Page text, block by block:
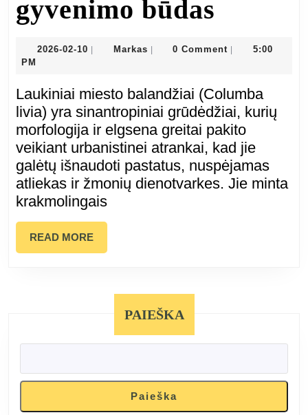
gyvenimo būdas
miestų
ir
jų
2026-02-10 2026-
MarkasMarkas0 Comment
5:00
PM
Laukiniai miesto balandžiai (Columba
livia) yra sinantropiniai grūdėdžiai, kurių
morfologija ir elgsena greitai pakito
veikiant urbanistinei atrankai, kad jie
galėtų išnaudoti pastatus, nuspėjamas
atliekas ir žmonių dienotvarkes. Jie minta
krakmolingais
READ MOREREAD
MORE
PAIEŠKA
Paieška